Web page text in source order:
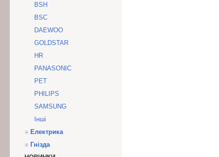
BSH
BSC
DAEWOO
GOLDSTAR
HR
PANASONIC
PET
PHILIPS
SAMSUNG
Інші
Електрика
Гнізда